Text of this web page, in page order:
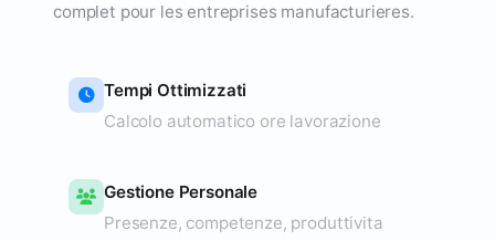
complet pour les entreprises manufacturieres.
Tempi Ottimizzati
Calcolo automatico ore lavorazione
Gestione Personale
Presenze, competenze, produttivita